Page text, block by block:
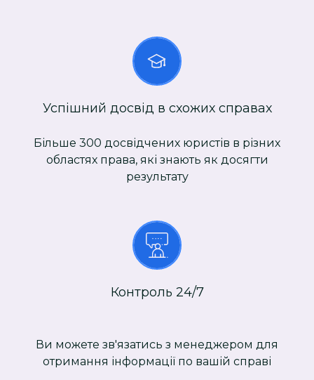
Успішний досвід в схожих справах
Більше 300 досвідчених юристів в різних
областях права, які знають як досягти
результату
Контроль 24/7
Ви можете зв'язатись з менеджером для
отримання інформації по вашій справі